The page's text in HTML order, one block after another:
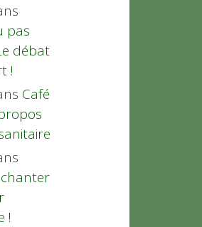
pas
débat
!
Café
!